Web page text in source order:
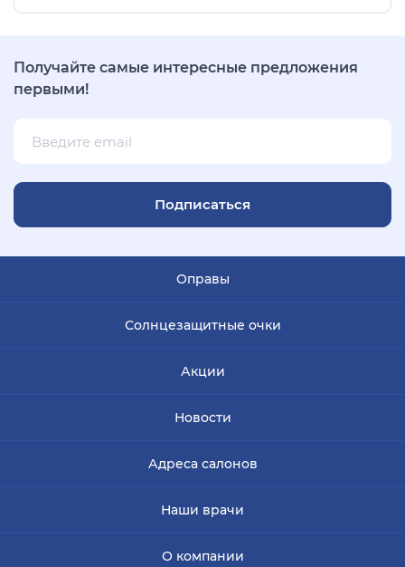
Получайте самые интересные предложения
первыми!
Подписаться
Оправы
Солнцезащитные очки
Акции
Новости
Адреса салонов
Наши врачи
О компании